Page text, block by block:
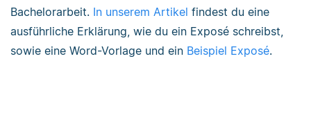
Bachelorarbeit. In unserem Artikel findest du eine
ausführliche Erklärung, wie du ein Exposé schreibst,
sowie eine Word-Vorlage und ein Beispiel Exposé.